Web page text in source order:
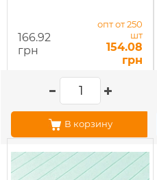
166.92
грн
опт от 250
шт
154.08
грн
В корзину